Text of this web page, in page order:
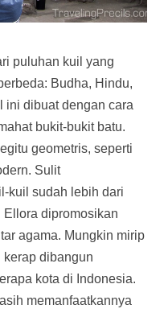
puluhan kuil yang
Budha, Hindu,
ini dibuat dengan cara
bukit-bukit batu.
geometris, seperti
Sulit
kuil sudah lebih dari
dipromosikan
agama. Mungkin mirip
dibangun
kota di Indonesia.
memanfaatkannya